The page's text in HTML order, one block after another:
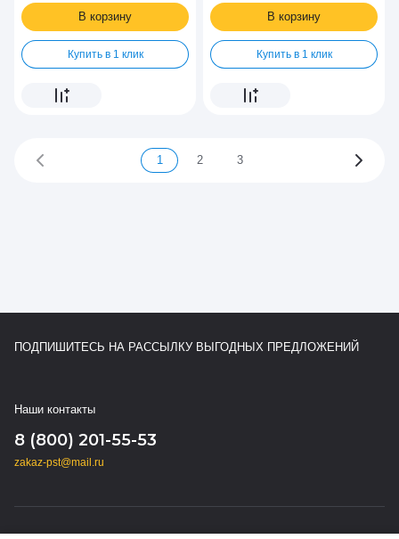
В корзину
Купить в 1 клик
В корзину
Купить в 1 клик
1 2 3
ПОДПИШИТЕСЬ НА РАССЫЛКУ ВЫГОДНЫХ ПРЕДЛОЖЕНИЙ
Наши контакты
8 (800) 201-55-53
zakaz-pst@mail.ru